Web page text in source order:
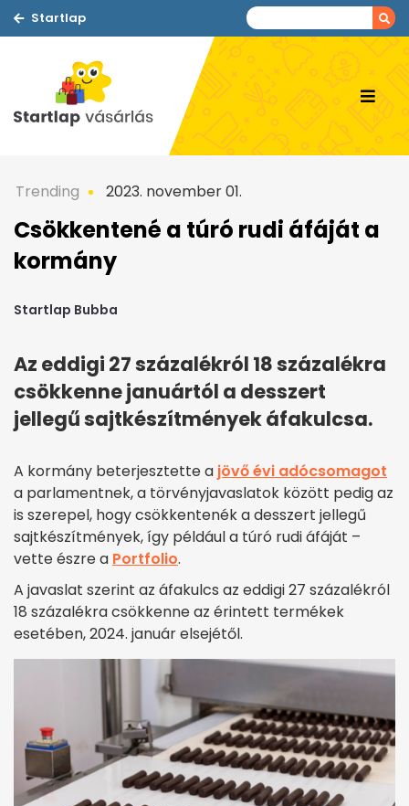
Startlap
Trending 2023. november 01.
Csökkentené a túró rudi áfáját a
kormány
Startlap Bubba
Az eddigi 27 százalékról 18 százalékra
csökkenne januártól a desszert
jellegű sajtkészítmények áfakulcsa.
A kormány beterjesztette a jövő évi adócsomagot
a parlamentnek, a törvényjavaslatok között pedig az
is szerepel, hogy csökkentenék a desszert jellegű
sajtkészítmények, így például a túró rudi áfáját –
vette észre a Portfolio.
A javaslat szerint az áfakulcs az eddigi 27 százalékról
18 százalékra csökkenne az érintett termékek
esetében, 2024. január elsejétől.